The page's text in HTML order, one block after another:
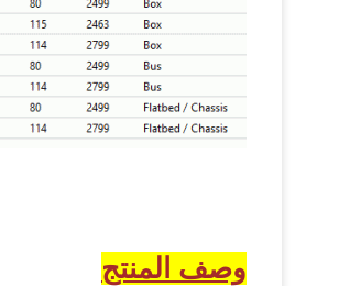
وصف المنتج